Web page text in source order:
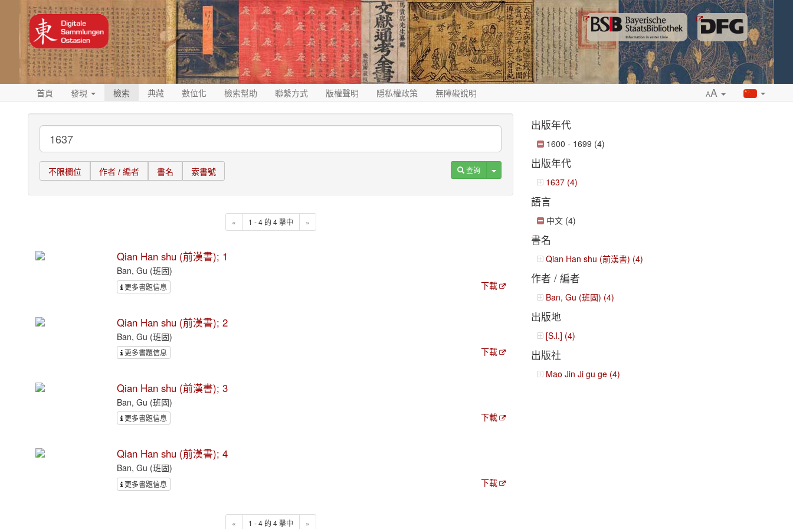
首頁 發現 檢索 典藏 數位化 檢索幫助 聯繫方式 版權聲明 隱私權政策 無障礙說明 AA
不限欄位 作者 / 編者 書名 索書號 查詢 Toggle Dropdown
« 1 - 4 的 4 擊中 »
Qian Han shu (前漢書); 1
Ban, Gu (班固)
更多書題信息 下載
Qian Han shu (前漢書); 2
Ban, Gu (班固)
更多書題信息 下載
Qian Han shu (前漢書); 3
Ban, Gu (班固)
更多書題信息 下載
Qian Han shu (前漢書); 4
Ban, Gu (班固)
更多書題信息 下載
« 1 - 4 的 4 擊中 »
出版年代
1600 - 1699 (4)
出版年代
1637 (4)
語言
中文 (4)
書名
Qian Han shu (前漢書) (4)
作者 / 編者
Ban, Gu (班固) (4)
出版地
[S.l.] (4)
出版社
Mao Jin Ji gu ge (4)